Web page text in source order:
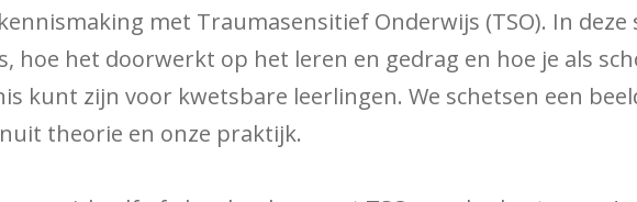
met Traumasensitief Onderwijs (TSO). In deze
hoe het doorwerkt op het leren en gedrag en hoe je als
kunt zijn voor kwetsbare leerlingen. We schetsen een
theorie en onze praktijk.